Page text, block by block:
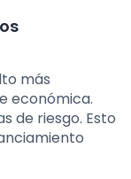
más
económica.
de riesgo. Esto